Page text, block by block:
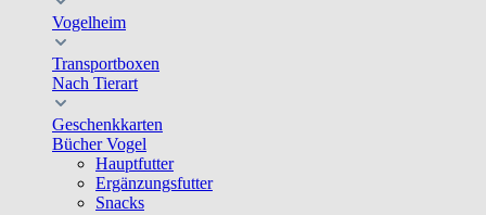
Vogelheim
Transportboxen
Nach Tierart
Geschenkkarten
Bücher Vogel
Hauptfutter
Ergänzungsfutter
Snacks